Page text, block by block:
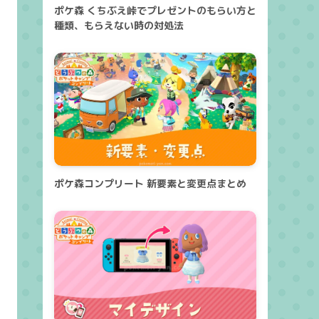
ポケ森 くちぶえ峠でプレゼントのもらい方と
種類、もらえない時の対処法
ポケ森コンプリート 新要素と変更点まとめ